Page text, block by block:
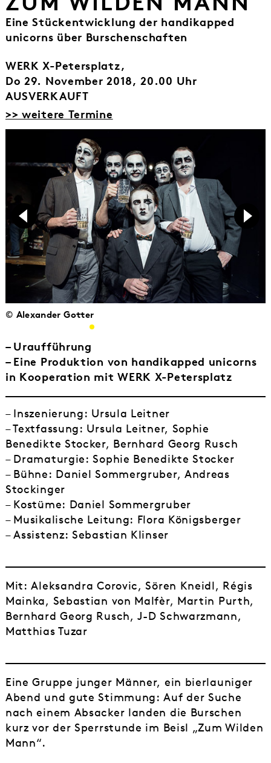
Eine Stückentwicklung der handikapped
unicorns über Burschenschaften
WERK X-Petersplatz,
Do 29. November 2018, 20.00 Uhr
AUSVERKAUFT
>> weitere Termine
© Alexander Gotter
– Uraufführung
– Eine Produktion von handikapped unicorns
in Kooperation mit WERK X-Petersplatz
– Inszenierung: Ursula Leitner
– Textfassung: Ursula Leitner, Sophie
Benedikte Stocker, Bernhard Georg Rusch
– Dramaturgie: Sophie Benedikte Stocker
– Bühne: Daniel Sommergruber, Andreas
Stockinger
– Kostüme: Daniel Sommergruber
– Musikalische Leitung: Flora Königsberger
– Assistenz: Sebastian Klinser
Mit: Aleksandra Corovic, Sören Kneidl, Régis
Mainka, Sebastian von Malfèr, Martin Purth,
Bernhard Georg Rusch, J-D Schwarzmann,
Matthias Tuzar
Eine Gruppe junger Männer, ein bierlauniger
Abend und gute Stimmung: Auf der Suche
nach einem Absacker landen die Burschen
kurz vor der Sperrstunde im Beisl „Zum Wilden
Mann“.